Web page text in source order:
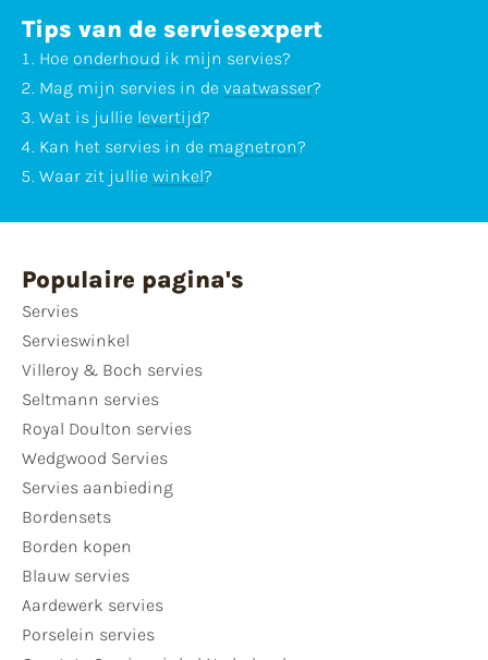
Tips van de serviesexpert
Hoe onderhoud ik mijn servies?
Mag mijn servies in de vaatwasser?
Wat is jullie levertijd?
Kan het servies in de magnetron?
Waar zit jullie winkel?
Populaire pagina's
Servies
Servieswinkel
Villeroy & Boch servies
Seltmann servies
Royal Doulton servies
Wedgwood Servies
Servies aanbieding
Bordensets
Borden kopen
Blauw servies
Aardewerk servies
Porselein servies